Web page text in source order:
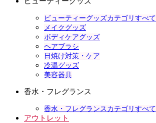
ビューティーグッズカテゴリすべて
メイクグッズ
ボディケアグッズ
ヘアブラシ
日焼け対策・ケア
冷温グッズ
美容器具
香水・フレグランス
香水・フレグランスカテゴリすべて
アウトレット